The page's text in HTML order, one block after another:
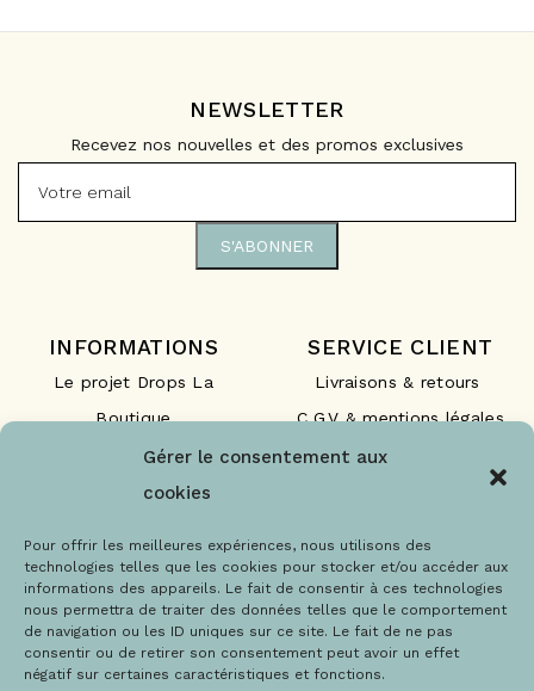
Gérer le consentement aux
cookies
Pour offrir les meilleures expériences, nous utilisons des
technologies telles que les cookies pour stocker et/ou accéder aux
informations des appareils. Le fait de consentir à ces technologies
nous permettra de traiter des données telles que le comportement
de navigation ou les ID uniques sur ce site. Le fait de ne pas
consentir ou de retirer son consentement peut avoir un effet
négatif sur certaines caractéristiques et fonctions.
INFORMATIONS
Le projet Drops La
Boutique
Nos engagements
Les labels
SERVICE CLIENT
Livraisons & retours
C.G.V & mentions légales
F.A.Q
NEWSLETTER
Recevez nos nouvelles et des promos exclusives